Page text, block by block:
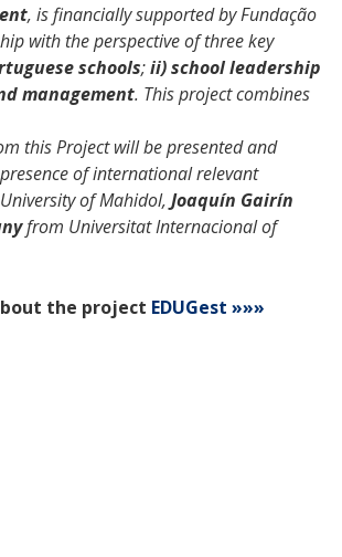
, is financially supported by Fundação
with the perspective of three key
schools;ii) school leadership
management. This project combines
this Project will be presented and
of international relevant
of Mahidol, Joaquín Gairín
from Universitat Internacional of
the project EDUGest »»»